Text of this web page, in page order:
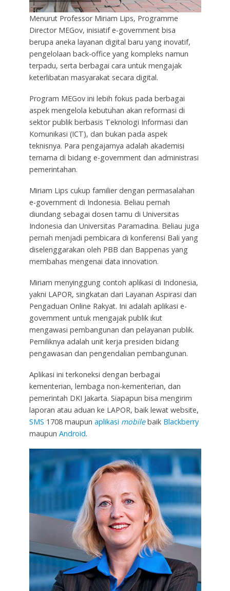
Menurut Professor Miriam Lips, Programme
Director MEGov, inisiatif e-government bisa
berupa aneka layanan digital baru yang inovatif,
pengelolaan back-office yang kompleks namun
terpadu, serta berbagai cara untuk mengajak
keterlibatan masyarakat secara digital.
Program MEGov ini lebih fokus pada berbagai
aspek mengelola kebutuhan akan reformasi di
sektor publik berbasis Teknologi Informasi dan
Komunikasi (ICT), dan bukan pada aspek
teknisnya. Para pengajarnya adalah akademisi
ternama di bidang e-government dan administrasi
pemerintahan.
Miriam Lips cukup familier dengan permasalahan
e-government di Indonesia. Beliau pernah
diundang sebagai dosen tamu di Universitas
Indonesia dan Universitas Paramadina. Beliau juga
pernah menjadi pembicara di konferensi Bali yang
diselenggarakan oleh PBB dan Bappenas yang
membahas mengenai data innovation.
Miriam menyinggung contoh aplikasi di Indonesia,
yakni LAPOR, singkatan dari Layanan Aspirasi dan
Pengaduan Online Rakyat. Ini adalah aplikasi e-
government untuk mengajak publik ikut
mengawasi pembangunan dan pelayanan publik.
Pemiliknya adalah unit kerja presiden bidang
pengawasan dan pengendalian pembangunan.
Aplikasi ini terkoneksi dengan berbagai
kementerian, lembaga non-kementerian, dan
pemerintah DKI Jakarta. Siapapun bisa mengirim
laporan atau aduan ke LAPOR, baik lewat website,
SMS 1708 maupun aplikasi mobilebaik Blackberry
maupun Android.